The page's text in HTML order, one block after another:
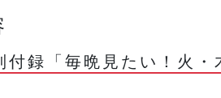
付録「毎晩見たい！火